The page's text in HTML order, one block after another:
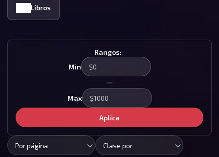
Libros
Rangos:
Min
—
Max
Aplica
Por página Clase por